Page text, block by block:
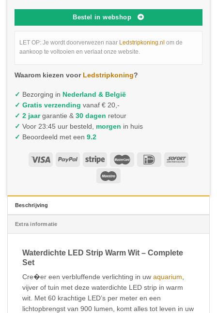
Bestel in webshop
LET OP: Je wordt doorverwezen naar Ledstripkoning.nl om de
aankoop te voltooien en verlaat onze website.
Waarom kiezen voor Ledstripkoning?
✓ Bezorging in Nederland & België
✓ Gratis verzending vanaf € 20,-
✓ 2 jaargarantie & 30 dagen retour
✓ Voor 23:45 uur besteld, morgen in huis
✓ Beoordeeld met een 9.2
Beschrijving
Extra informatie
Waterdichte LED Strip Warm Wit – Complete
Set
Cre�er een verbluffende verlichting in uw aquarium
vijver of tuin met deze waterdichte LED strip in warm
wit. Met 60 krachtige LED’s per meter en een
lichtopbrengst van 900 lumen, komt alles tot leven in uw